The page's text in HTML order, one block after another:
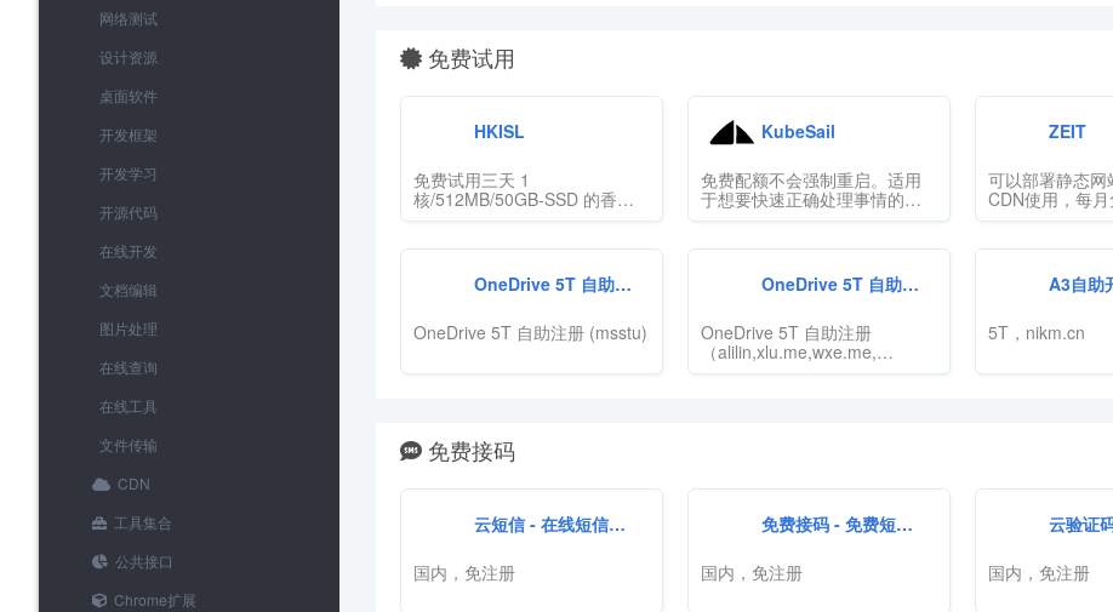
网络测试
设计资源
桌面软件
开发框架
开发学习
开源代码
在线开发
文档编辑
图片处理
在线查询
在线工具
文件传输
CDN
工具集合
公共接口
Chrome扩展
免费试用
HKISL
免费试用三天 1
核/512MB/50GB-SSD 的香港
主机，只需邮箱验证
KubeSail
免费配额不会强制重启。适用
于想要快速正确处理事情的开
发人员的云。从演示日到IPO，
KubeSail scales with you, from
demo-day to IPO.
ZEIT
可以部署静态网
CDN使用，每
量。世界一流
JAMstack部署
OneDrive 5T 自助注册
OneDrive 5T 自助注册 (msstu)
OneDrive 5T 自助注册
OneDrive 5T 自助注册
（alilin,xlu.me,wxe.me,
(掉)yam.ink）
A3自助
5T，nikm.cn
免费接码
云短信 - 在线短信接收
国内，免注册
免费接码 - 免费短信验证码接收平台
国内，免注册
云验证码 -
国内，免注册